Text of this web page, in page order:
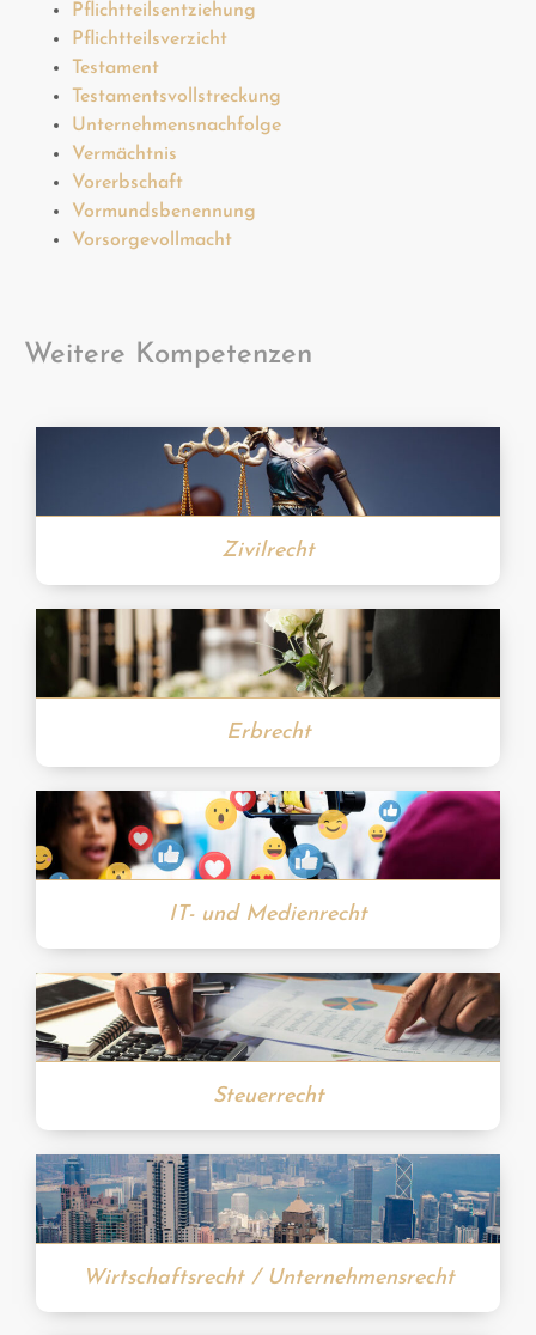
Pflichtteilsentziehung
Pflichtteilsverzicht
Testament
Testamentsvollstreckung
Unternehmensnachfolge
Vermächtnis
Vorerbschaft
Vormundsbenennung
Vorsorgevollmacht
Weitere Kompetenzen
Zivilrecht
Erbrecht
IT- und Medienrecht
Steuerrecht
Wirtschaftsrecht / Unternehmensrecht